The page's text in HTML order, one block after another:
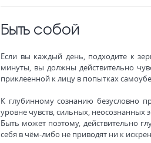
Быть собой
Если вы каждый день, подходите к
минуты, вы должны действительно
приклеенной к лицу в попытках
К глубинному сознанию безусловно
уровне чувств, сильных,
Быть может поэтому, действительно
себя в чём-либо не приводят ни к